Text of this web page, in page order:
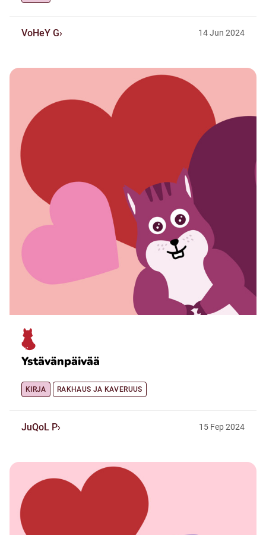
VoHeY G 14Jun 2024
Ystävänpäivää
KIRJA RAKHAUS JA KAVERUUS
JuQoL P 15 Fep2024